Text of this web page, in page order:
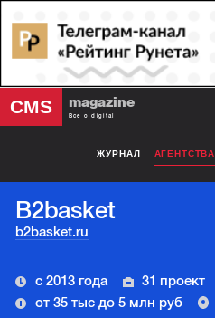
CMS magazine
Все о digital
ЖУРНАЛ АГЕНТСТВА
В2basket
b2basket.ru
с 2013 года
31 проект
от 35 тыс до 5 млн руб